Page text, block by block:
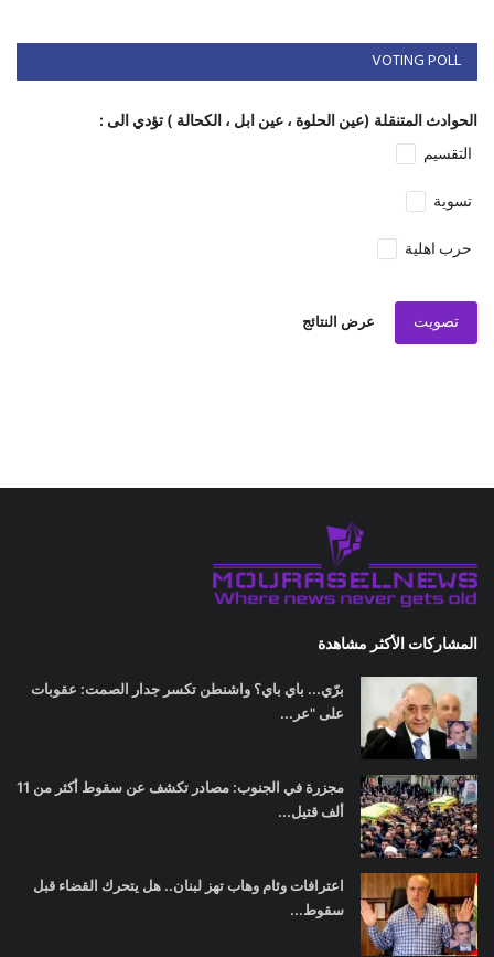
VOTING POLL
الحوادث المتنقلة (عين الحلوة ، عين ابل ، الكحالة ) تؤدي الى :
التقسيم
تسوية
حرب اهلية
تصويت عرض النتائج
المشاركات الأكثر مشاهدة
برّي... باي باي؟ واشنطن تكسر جدار الصمت: عقوبات
على "عر...
مجزرة في الجنوب: مصادر تكشف عن سقوط أكثر من 11
ألف قتيل...
اعترافات وئام وهاب تهز لبنان.. هل يتحرك القضاء قبل
سقوط...